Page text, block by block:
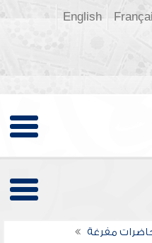
English
مفرغة